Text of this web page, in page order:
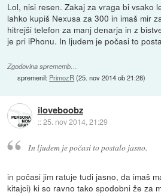
Lol, nisi resen. Zakaj za vraga bi vsako
lahko kupiš Nexusa za 300 in imaš mir
hitrejši telefon za manj denarja in z
je pri iPhonu. In ljudem je počasi to
Zgodovina sprememb…
spremenil: PrimozR (25. nov 2014 ob 21:28)
iloveboobz
::25. nov 2014, 21:29
In ljudem je počasi to postalo jasno.
in počasi jim ratuje tudi jasno, da imaš
kitajci) ki so ravno tako spodobni že za